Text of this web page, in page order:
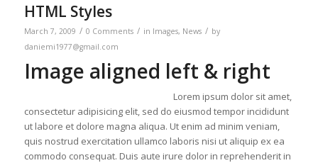
HTML Styles
March 7, 2009 / 0 Comments / in Images, News / by
daniemi1977@gmail.com
Image aligned left & right
Lorem ipsum dolor sit amet,
consectetur adipisicing elit, sed do eiusmod tempor incididunt
ut labore et dolore magna aliqua. Ut enim ad minim veniam,
quis nostrud exercitation ullamco laboris nisi ut aliquip ex ea
commodo consequat. Duis aute irure dolor in reprehenderit in